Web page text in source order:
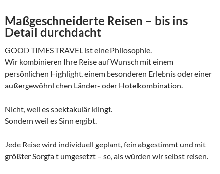
Maßgeschneiderte Reisen – bis ins
Detail durchdacht
GOOD TIMES TRAVEL ist eine Philosophie.
Wir kombinieren Ihre Reise auf Wunsch mit einem
persönlichen Highlight, einem besonderen Erlebnis oder einer
außergewöhnlichen Länder- oder Hotelkombination.
Nicht, weil es spektakulär klingt.
Sondern weil es Sinn ergibt.
Jede Reise wird individuell geplant, fein abgestimmt und mit
größter Sorgfalt umgesetzt – so, als würden wir selbst reisen.